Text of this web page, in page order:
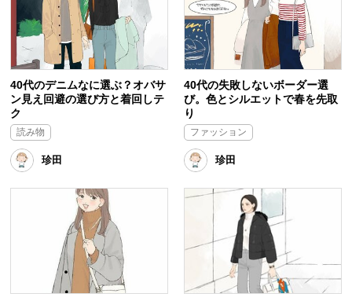
40代のデニムなに選ぶ？オバサ
ン見え回避の選び方と着回しテ
ク
読み物
珍田
40代の失敗しないボーダー選
び。色とシルエットで春を先取
り
ファッション
珍田